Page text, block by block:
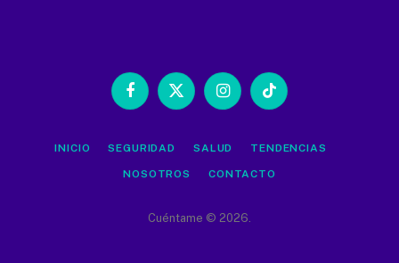
Facebook
X
InstagramTikTok
INICIO SEGURIDAD SALUD TENDENCIAS
NOSOTROS CONTACTO
Cuéntame © 2026.